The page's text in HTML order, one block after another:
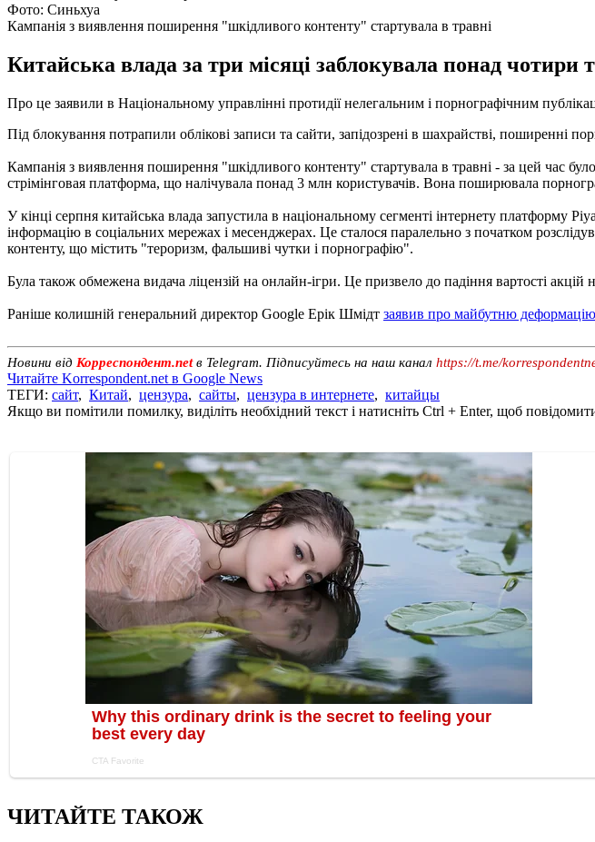
Фото: Синьхуа
Кампанія з виявлення поширення "шкідливого контенту" стартувала в травні
Китайська влада за три місяці заблокувала понад чотири
Про це заявили в Національному управлінні протидії нелегальним і порнографічним
Під блокування потрапили облікові записи та сайти, запідозрені в шахрайстві, поширенні
Кампанія з виявлення поширення "шкідливого контенту" стартувала в травні - за цей час
стрімінговая платформа, що налічувала понад 3 млн користувачів. Вона поширювала
У кінці серпня китайська влада запустила в національному сегменті інтернету платформу
інформацію в соціальних мережах і месенджерах. Це сталося паралельно з початком
контенту, що містить "тероризм, фальшиві чутки і порнографію".
Була також обмежена видача ліцензій на онлайн-ігри. Це призвело до падіння вартості
Раніше колишній генеральний директор Google Ерік Шмідт заявив про майбутню деформацію
Новини від Корреспондент.netв Telegram. Підписуйтесь на наш канал https://t.me/
Читайте Korrespondent.net в Google News
ТЕГИ: сайт, Китай, цензура, сайты, цензура в интернете, китайцы
Якщо ви помітили помилку, виділіть необхідний текст і натисніть Ctrl + Enter, щоб
ЧИТАЙТЕ ТАКОЖ